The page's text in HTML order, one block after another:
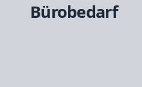
Bürobedarf